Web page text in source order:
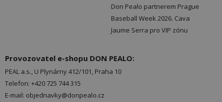
Don Pealo partnerem Prague
Baseball Week 2026. Cava
Jaume Serra pro VIP zónu
Provozovatel e-shopu DON PEALO:
PEAL a.s., U Plynárny 412/101, Praha 10
Telefon: +420 725 744 315
E-mail: objednavky@donpealo.cz